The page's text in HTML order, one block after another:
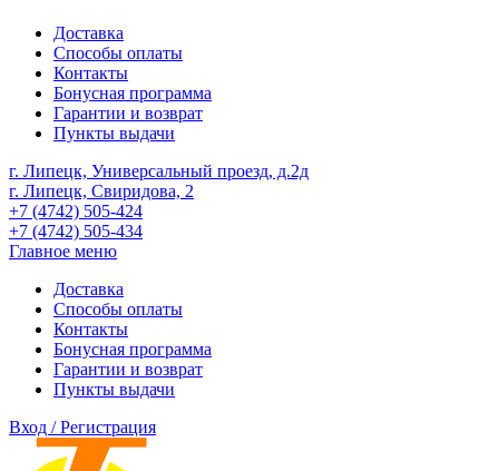
Доставка
Способы оплаты
Контакты
Бонусная программа
Гарантии и возврат
Пункты выдачи
г. Липецк, Универсальный проезд, д.2д
г. Липецк, Свиридова, 2
+7 (4742) 505-424
+7 (4742) 505-434
Главное меню
Доставка
Способы оплаты
Контакты
Бонусная программа
Гарантии и возврат
Пункты выдачи
Вход / Регистрация